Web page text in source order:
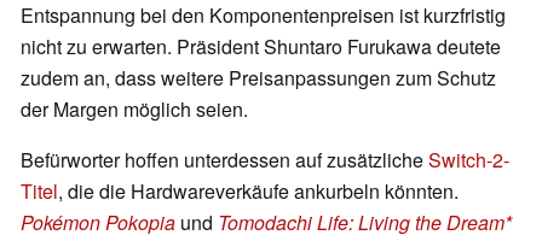
Entspannung bei den Komponentenpreisen ist kurzfristig
nicht zu erwarten. Präsident Shuntaro Furukawa deutete
zudem an, dass weitere Preisanpassungen zum Schutz
der Margen möglich seien.
Befürworter hoffen unterdessen auf zusätzlicheSwitch-2-
Titel, die die Hardwareverkäufe ankurbeln könnten.
Pokémon Pokopia und Tomodachi Life: Living the Dream